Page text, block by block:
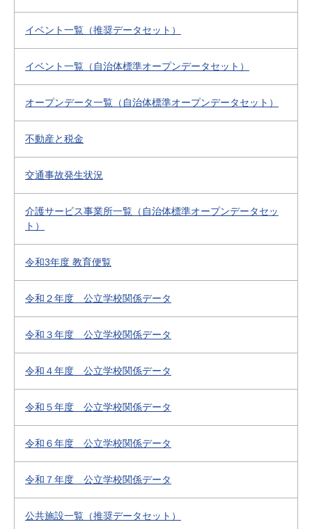
イベント一覧（推奨データセット）
イベント一覧（自治体標準オープンデータセット）
オープンデータ一覧（自治体標準オープンデータセット）
不動産と税金
交通事故発生状況
介護サービス事業所一覧（自治体標準オープンデータセッ
ト）
令和3年度 教育便覧
令和２年度 公立学校関係データ
令和３年度 公立学校関係データ
令和４年度 公立学校関係データ
令和５年度 公立学校関係データ
令和６年度 公立学校関係データ
令和７年度 公立学校関係データ
公共施設一覧（推奨データセット）